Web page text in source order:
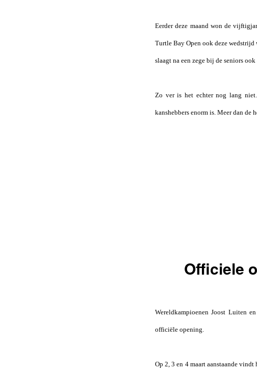
Eerder deze maand won de
Turtle Bay Open ook deze wedstrijd
slaagt na een zege bij de seniors
Zo ver is het echter nog lang
kanshebbers enorm is. Meer dan de
Officiele
Wereldkampioenen Joost Luiten
officiële opening.
Op 2, 3 en 4 maart aanstaande